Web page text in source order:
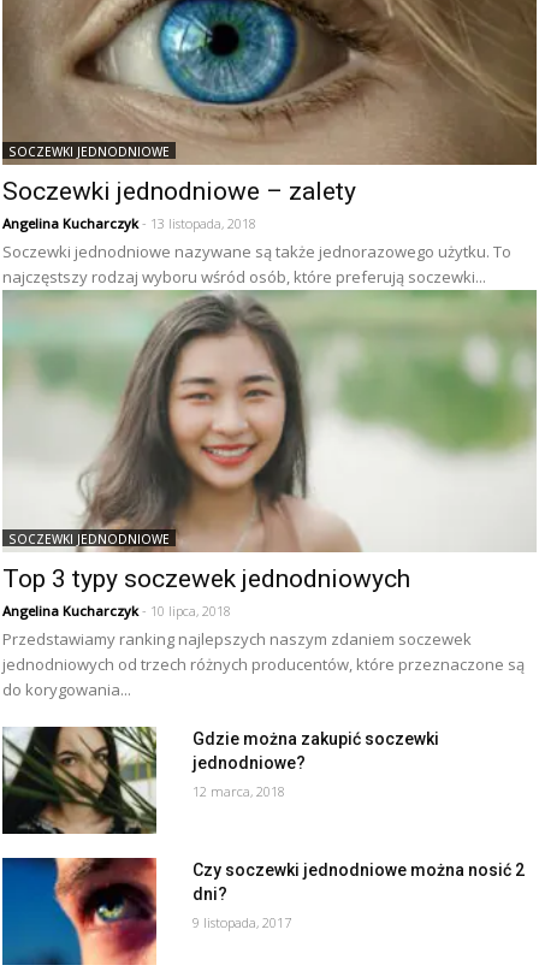
SOCZEWKI JEDNODNIOWE
Soczewki jednodniowe – zalety
Angelina Kucharczyk- 13 listopada, 2018
Soczewki jednodniowe nazywane są także jednorazowego użytku. To
najczęstszy rodzaj wyboru wśród osób, które preferują soczewki...
SOCZEWKI JEDNODNIOWE
Top 3 typy soczewek jednodniowych
Angelina Kucharczyk- 10 lipca, 2018
Przedstawiamy ranking najlepszych naszym zdaniem soczewek
jednodniowych od trzech różnych producentów, które przeznaczone są
do korygowania...
Gdzie można zakupić soczewki
jednodniowe?
12 marca, 2018
Czy soczewki jednodniowe można nosić 2
dni?
9 listopada, 2017